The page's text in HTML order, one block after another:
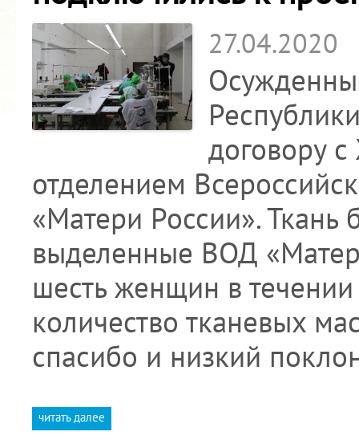
27.04.2020
договору
отделением
«Матери России». Ткань
выделенные ВОД
шесть женщин в
количество тканевых
спасибо и низкий
читать далее